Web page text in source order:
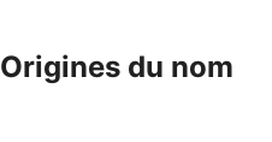
du nom